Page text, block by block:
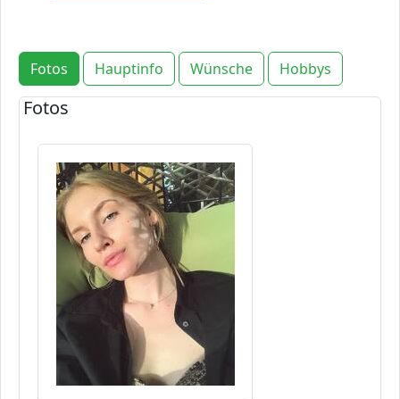
Fotos Hauptinfo Wünsche Hobbys
Fotos